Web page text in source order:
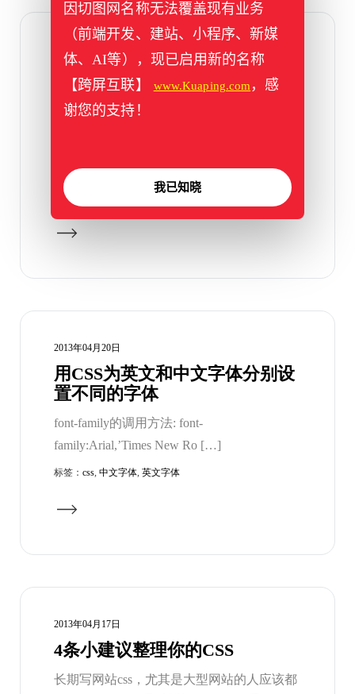
2013年04月21日
用导入式和链接式为HTML引入
CSS样式的区别
构与样式分离，易于后期维护。 […]
标签： 链接式
2013年04月20日
用CSS为英文和中文字体分别设
置不同的字体
font-family的调用方法: font-
family:Arial,’Times New Ro […]
标签： css, 中文字体, 英文字体
2013年04月17日
4条小建议整理你的CSS
长期写网站css，尤其是大型网站的人应该都
因切图网名称无法覆盖现有业务
（前端开发、建站、小程序、新媒
体、AI等），现已启用新的名称
【跨屏互联】
www.Kuaping.com ，感
谢您的支持！
我已知晓